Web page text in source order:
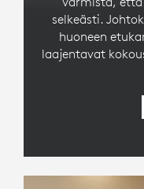
selkeästi.
huoneen
laajentavat